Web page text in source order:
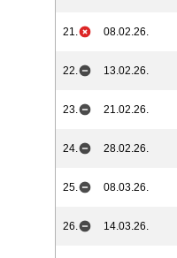
21. 08.02.26.
22. 13.02.26.
23. 21.02.26.
24. 28.02.26.
25. 08.03.26.
26. 14.03.26.